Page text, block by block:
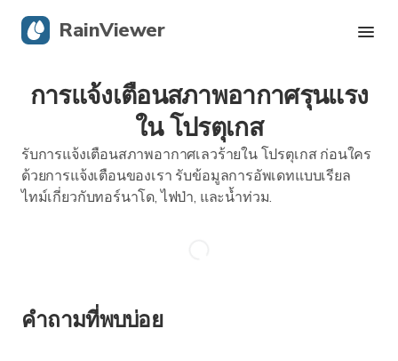
การแจ้งเตือนสภาพอากาศรุนแรง
ใน โปรตุเกส
รับการแจ้งเตือนสภาพอากาศเลวร้ายใน โปรตุเกส ก่อนใคร
ด้วยการแจ้งเตือนของเรา รับข้อมูลการอัพเดทแบบเรียล
ไทม์เกี่ยวกับทอร์นาโด, ไฟป่า, และน้ำท่วม.
คำถามที่พบบ่อย
RainViewer
เรดาร์สด
การติดตามพายุเฮอริเคน
การแจ้งเตือนรุนแรง